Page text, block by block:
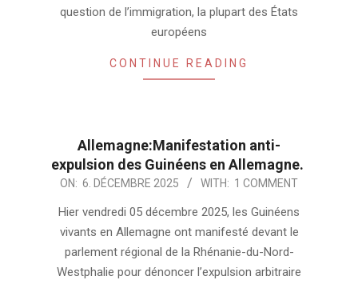
question de l’immigration, la plupart des États
européens
CONTINUE READING
Allemagne:Manifestation anti-
expulsion des Guinéens en Allemagne.
2025-
ON: 6. DÉCEMBRE 2025 WITH: 1 COMMENT
Hier vendredi 05 décembre 2025, les Guinéens
vivants en Allemagne ont manifesté devant le
parlement régional de la Rhénanie-du-Nord-
Westphalie pour dénoncer l’expulsion arbitraire